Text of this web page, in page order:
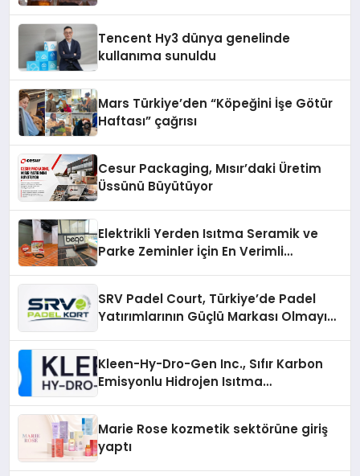
Tencent Hy3 dünya genelinde
kullanıma sunuldu
Mars Türkiye’den “Köpeğini İşe Götür
Haftası” çağrısı
Cesur Packaging, Mısır’daki Üretim
Üssünü Büyütüyor
Elektrikli Yerden Isıtma Seramik ve
Parke Zeminler İçin En Verimli
SRV Padel Court, Türkiye’de Padel
Yatırımlarının Güçlü Markası Olmayı
Kleen-Hy-Dro-Gen Inc., Sıfır Karbon
Emisyonlu Hidrojen Isıtma
Marie Rose kozmetik sektörüne giriş
yaptı